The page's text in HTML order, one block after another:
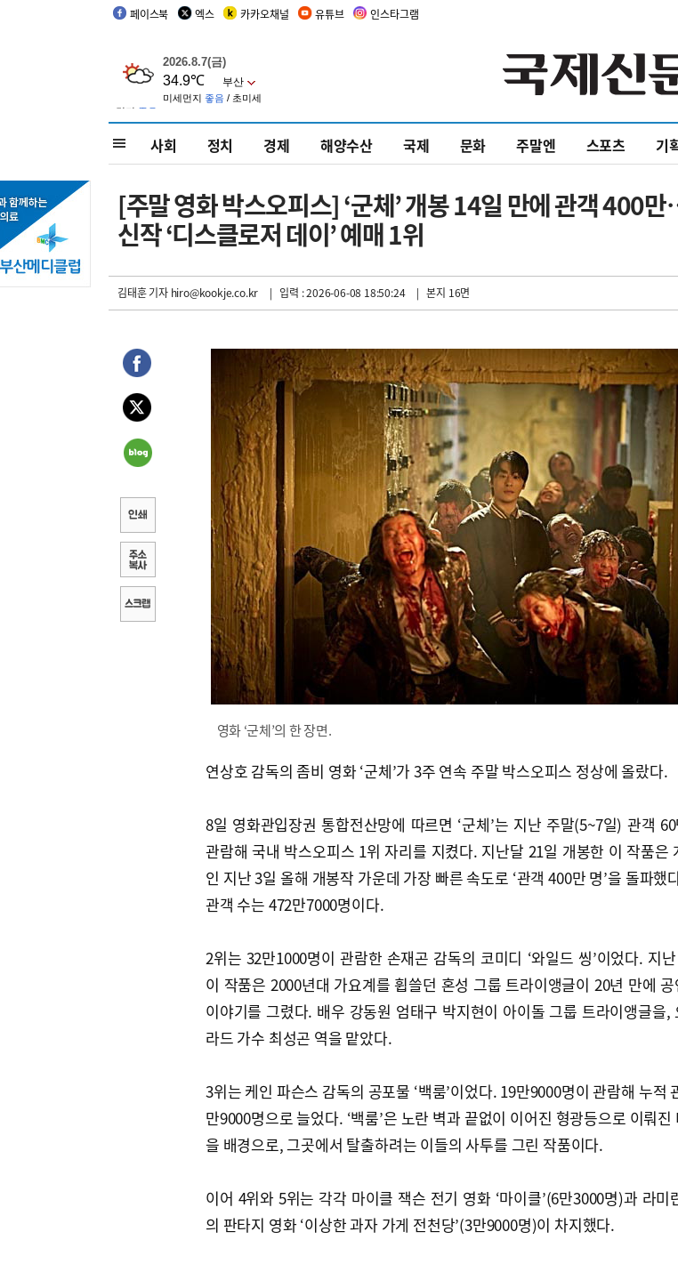
페이스북 엑스 카카오채널 유튜브 인스타그램
사회 정치 경제 해양수산 국제 문화 주말엔 스포츠 기
[주말 영화 박스오피스] ‘군체’ 개봉 14일 만에 관객 400
신작 ‘디스클로저 데이’ 예매 1위
김태훈 기자hiro@kookje.co.kr | 입력 : 2026-06-08 18:50:24 | 본지 16면
영화 ‘군체’의 한 장면.
연상호 감독의 좀비 영화 ‘군체’가 3주 연속 주말 박스오피스 정상에 올랐다.
8일 영화관입장권 통합전산망에 따르면 ‘군체’는 지난 주말(5~7일) 관객
관람해 국내 박스오피스 1위 자리를 지켰다. 지난달 21일 개봉한 이 작품은
인 지난 3일 올해 개봉작 가운데 가장 빠른 속도로 ‘관객 400만 명’을 돌파했
관객 수는 472만7000명이다.
2위는 32만1000명이 관람한 손재곤 감독의 코미디 ‘와일드 씽’이었다. 지
이 작품은 2000년대 가요계를 휩쓸던 혼성 그룹 트라이앵글이 20년 만에
이야기를 그렸다. 배우 강동원 엄태구 박지현이 아이돌 그룹 트라이앵글을,
라드 가수 최성곤 역을 맡았다.
3위는 케인 파슨스 감독의 공포물 ‘백룸’이었다. 19만9000명이 관람해 누적
만9000명으로 늘었다. ‘백룸’은 노란 벽과 끝없이 이어진 형광등으로 이뤄진
을 배경으로, 그곳에서 탈출하려는 이들의 사투를 그린 작품이다.
이어 4위와 5위는 각각 마이클 잭슨 전기 영화 ‘마이클’(6만3000명)과 라미
의 판타지 영화 ‘이상한 과자 가게 전천당’(3만9000명)이 차지했다.